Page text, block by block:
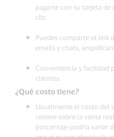
pagarte con su tarjeta
clic.
Puedes compartir el link
emails y chats,
Conveniencia y facilidad
clientes.
¿Qué costo tiene?
Usualmente el costo del
retiene sobre la venta
porcentaje podría variar